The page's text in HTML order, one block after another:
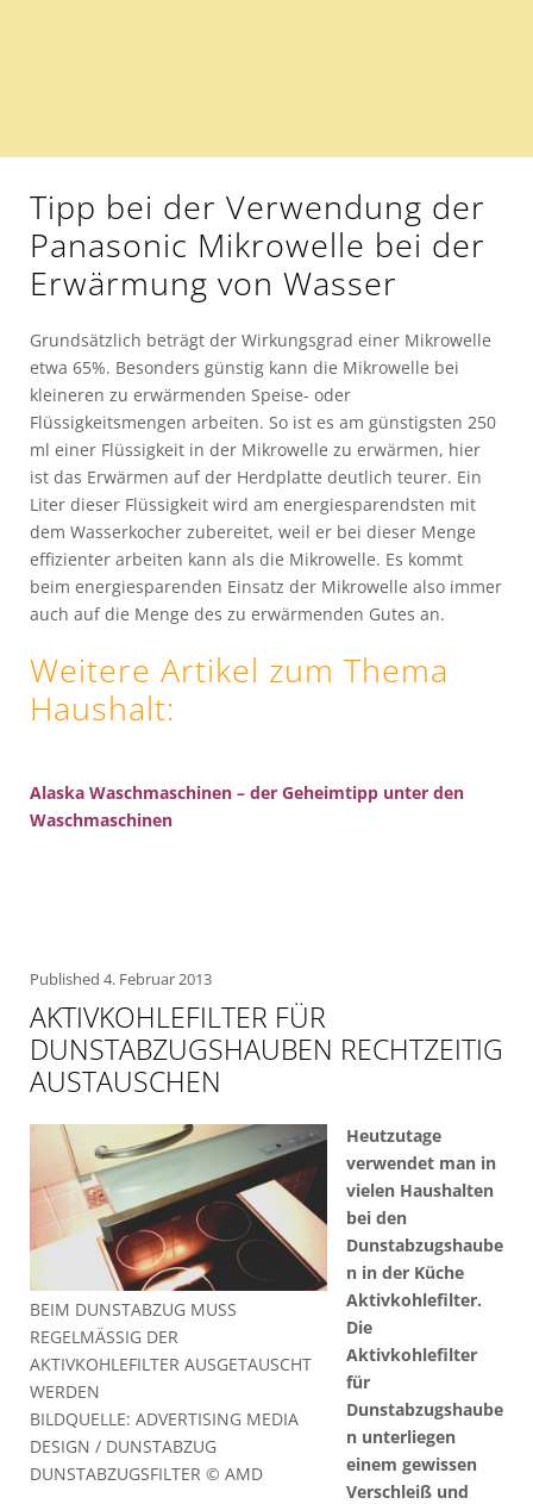
Tipp bei der Verwendung der
Panasonic Mikrowelle bei der
Erwärmung von Wasser
Grundsätzlich beträgt der Wirkungsgrad einer Mikrowelle
etwa 65%. Besonders günstig kann die Mikrowelle bei
kleineren zu erwärmenden Speise- oder
Flüssigkeitsmengen arbeiten. So ist es am günstigsten 250
ml einer Flüssigkeit in der Mikrowelle zu erwärmen, hier
ist das Erwärmen auf der Herdplatte deutlich teurer. Ein
Liter dieser Flüssigkeit wird am energiesparendsten mit
dem Wasserkocher zubereitet, weil er bei dieser Menge
effizienter arbeiten kann als die Mikrowelle. Es kommt
beim energiesparenden Einsatz der Mikrowelle also immer
auch auf die Menge des zu erwärmenden Gutes an.
Weitere Artikel zum Thema
Haushalt:
Alaska Waschmaschinen – der Geheimtipp unter den
Waschmaschinen
Published 4. Februar 2013
AKTIVKOHLEFILTER FÜR
DUNSTABZUGSHAUBEN RECHTZEITIG
AUSTAUSCHEN
BEIM DUNSTABZUG MUSS
REGELMÄSSIG DER A
KTIVKOHLEFILTER AUSGETAUSCHT W
ERDEN
BILDQUELLE: ADVERTISING MEDIA
DESIGN / DUNSTABZUG
DUNSTABZUGSFILTER © AMD
Heutzutage
verwendet man in
vielen Haushalten
bei den
Dunstabzugshaube
n in der Küche
Aktivkohlefilter.
Die
Aktivkohlefilter
für
Dunstabzugshaube
n unterliegen
einem gewissen
Verschleiß und